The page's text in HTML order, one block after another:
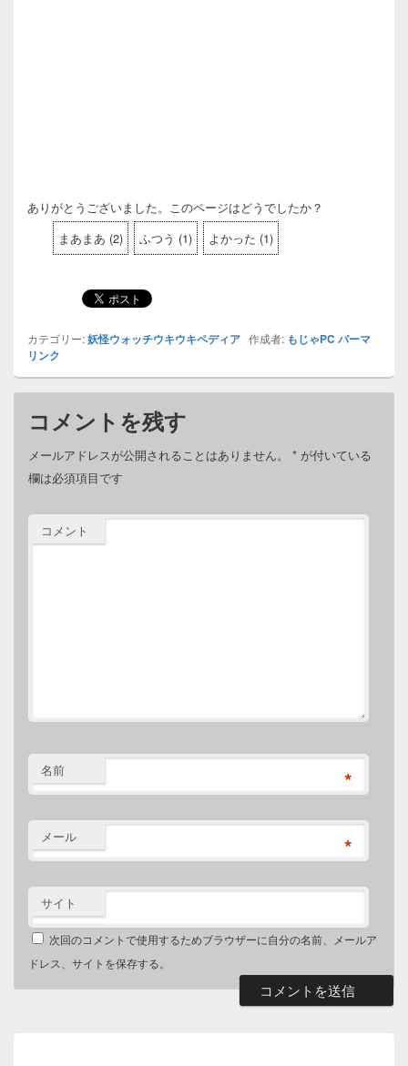
ありがとうございました。このページはどうでしたか？
まあまあ (2) ふつう (1) よかった (1)
カテゴリー:妖怪ウォッチウキウキペディア 作成者: もじゃPC パーマ
リンク
コメントを残す
メールアドレスが公開されることはありません。 * が付いている
欄は必須項目です
コメント
名前 *
メール *
サイト
次回のコメントで使用するためブラウザーに自分の名前、メールア
ドレス、サイトを保存する。